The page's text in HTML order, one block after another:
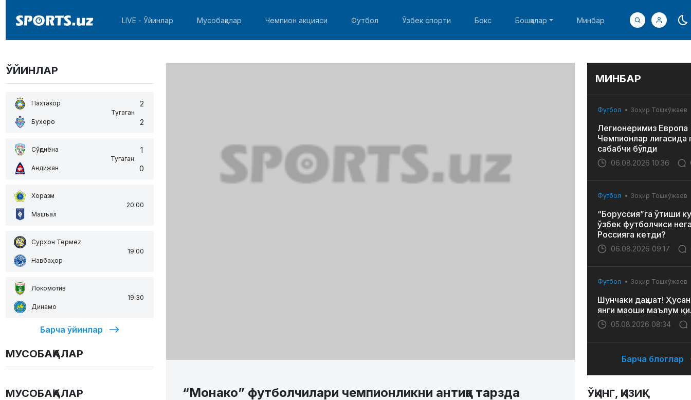
LIVE - Ўйинлар Мусобақалар Чемпион акцияси Футбол Ўзбек спорти Бокс Бошқалар Минбар
ЎЙИНЛАР
Пахтакор
Бухоро
Тугаган
2
2
Сўғдиёна
Андижан
Тугаган
1
0
Хоразм
Машъал
20:00
Сурхон Термеz
Навбаҳор
19:00
Локомотив
Динамо
19:30
Барча ўйинлар
МУСОБАҚАЛАР
МУСОБАҚАЛАР
“Монако” футболчилари чемпионликни антиқа тарзда
МИНБАР
Футбол Зоҳир Тошхўжаев
Легионеримиз Европа
Чемпионлар лигасида
сабабчи бўлди
06.08.2026 10:36
Футбол Зоҳир Тошхўжаев
“Боруссия”га ўтиши
ўзбек футболчиси
Россияга кетди?
06.08.2026 09:17
Футбол Зоҳир Тошхўжаев
Шунчаки даҳшат!
янги маоши маълум
05.08.2026 08:34
Барча блоглар
ЎҚИНГ, ҚИЗИҚ!